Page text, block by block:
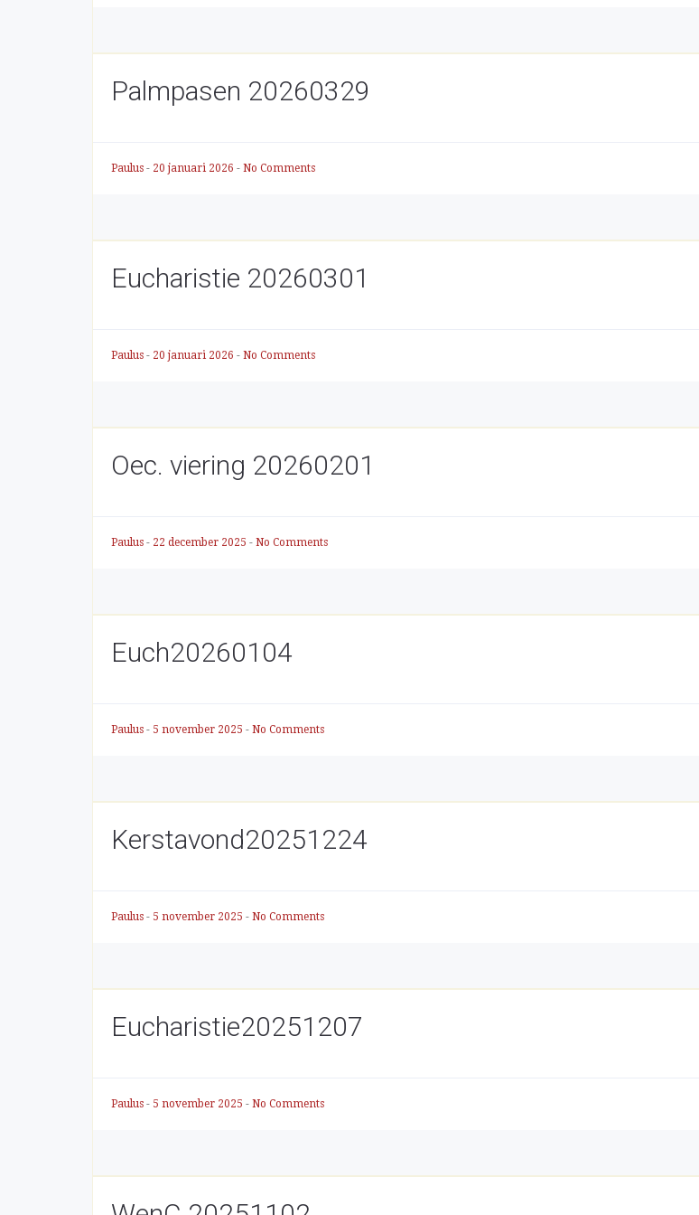
Palmpasen 20260329
Paulus - 20 januari 2026 - No Comments
Eucharistie 20260301
Paulus - 20 januari 2026 - No Comments
Oec. viering 20260201
Paulus - 22 december 2025 - No Comments
Euch20260104
Paulus - 5 november 2025 - No Comments
Kerstavond20251224
Paulus - 5 november 2025 - No Comments
Eucharistie20251207
Paulus - 5 november 2025 - No Comments